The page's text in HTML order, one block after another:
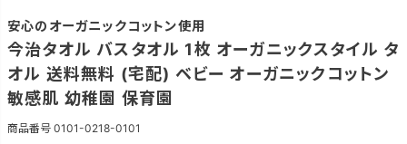
安心のオーガニックコットン使用
今治タオル バスタオル 1枚 オーガニックスタイル タ
オル 送料無料 (宅配) ベビー オーガニックコットン
敏感肌 幼稚園 保育園
商品番号 0101-0218-0101